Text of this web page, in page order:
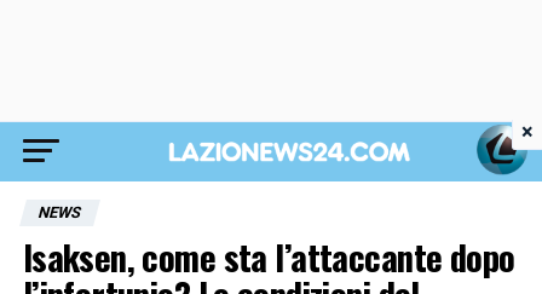
NEWS
Isaksen, come sta l’attaccante dopo
×